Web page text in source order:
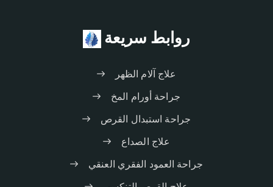
روابط سريعة
علاج آلام الظهر
جراحة أورام المخ
جراحة استبدال القرص
علاج الصداع
جراحة العمود الفقري العنقي